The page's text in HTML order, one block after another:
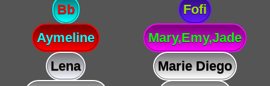
Bb
Fofi
Aymeline
Mary,Emy,Jade
Lena
Marie Diego